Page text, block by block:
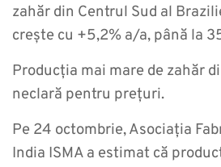
zahăr din Centrul Sud al
crește cu +5,2% a/a, până la
Producția mai mare de zahăr
neclară pentru prețuri.
Pe 24 octombrie, Asociația
India ISMA a estimat că